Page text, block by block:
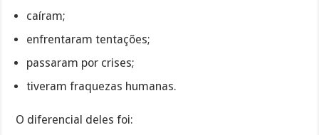
caíram;
enfrentaram tentações;
passaram por crises;
tiveram fraquezas humanas.
O diferencial deles foi: